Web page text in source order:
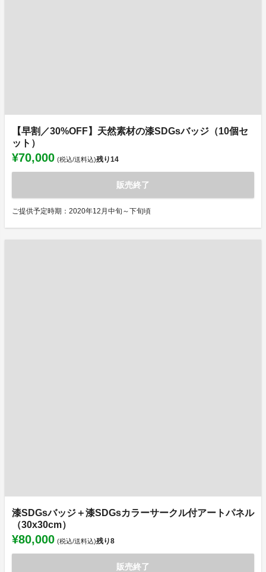
【早割／30%OFF】天然素材の漆SDGsバッジ（10個セ
ット）
¥70,000 (税込/送料込)残り14
販売終了
ご提供予定時期：2020年12月中旬～下旬頃
漆SDGsバッジ＋漆SDGsカラーサークル付アートパネル
（30x30cm）
¥80,000 (税込/送料込)残り8
販売終了